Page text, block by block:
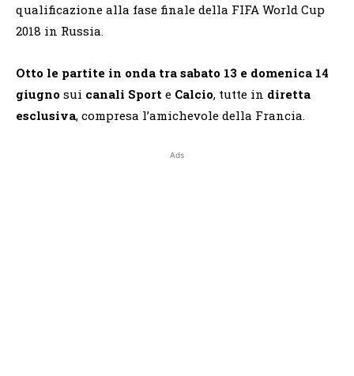
qualificazione alla fase finale della FIFA World Cup
2018 in Russia.
Otto le partite in onda tra sabato 13 e domenica 14
giugno sui canali Sport e Calcio, tutte in diretta
esclusiva, compresa l’amichevole della Francia.
Ads